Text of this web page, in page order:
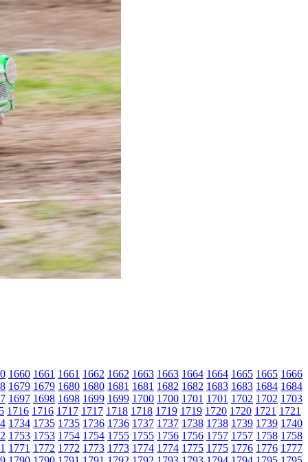
1660 1661 1661 1662 1662 1663 1663 1664 1664 1665 1665 1666
1679 1679 1680 1680 1681 1681 1682 1682 1683 1683 1684 1684
1697 1698 1698 1699 1699 1700 1700 1701 1701 1702 1702 1703
1716 1716 1717 1717 1718 1718 1719 1719 1720 1720 1721 1721
1734 1735 1735 1736 1736 1737 1737 1738 1738 1739 1739 1740
1753 1753 1754 1754 1755 1755 1756 1756 1757 1757 1758 1758
1771 1772 1772 1773 1773 1774 1774 1775 1775 1776 1776 1777